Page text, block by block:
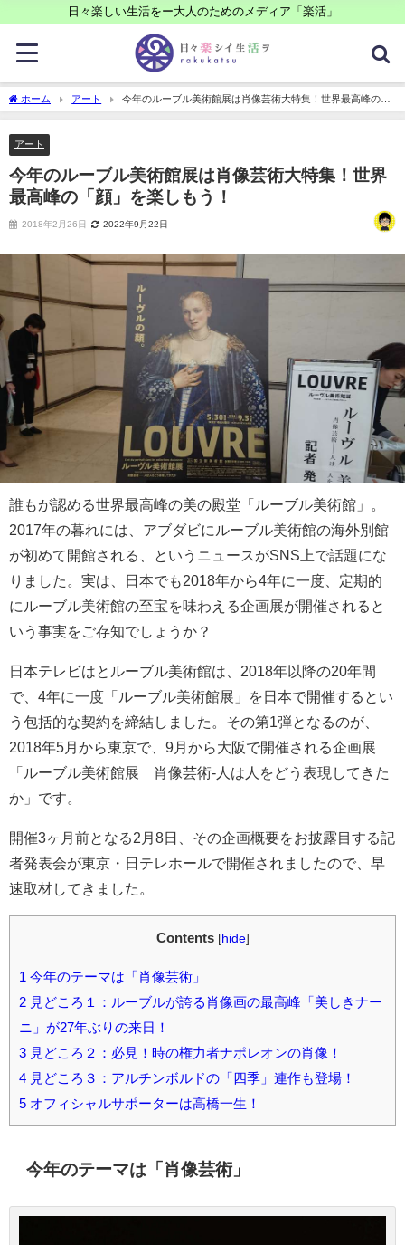
日々楽しい生活をー大人のためのメディア「楽活」
ホーム アート
今年のルーブル美術館展は肖像芸術大特集！世界最高峰の
「顔」を楽しもう！
アート
今年のルーブル美術館展は肖像芸術大特集！世界
最高峰の「顔」を楽しもう！
2018年2月26日 2022年9月22日
誰もが認める世界最高峰の美の殿堂「ルーブル美術館」。
2017年の暮れには、アブダビにルーブル美術館の海外別館
が初めて開館される、というニュースがSNS上で話題にな
りました。実は、日本でも2018年から4年に一度、定期的
にルーブル美術館の至宝を味わえる企画展が開催されると
いう事実をご存知でしょうか？
日本テレビはとルーブル美術館は、2018年以降の20年間
で、4年に一度「ルーブル美術館展」を日本で開催するとい
う包括的な契約を締結しました。その第1弾となるのが、
2018年5月から東京で、9月から大阪で開催される企画展
「ルーブル美術館展 肖像芸術-人は人をどう表現してきた
か」です。
開催3ヶ月前となる2月8日、その企画概要をお披露目する記
者発表会が東京・日テレホールで開催されましたので、早
速取材してきました。
Contents [hide]
1 今年のテーマは「肖像芸術」
2 見どころ１：ルーブルが誇る肖像画の最高峰「美しきナー
ニ」が27年ぶりの来日！
3 見どころ２：必見！時の権力者ナポレオンの肖像！
4 見どころ３：アルチンボルドの「四季」連作も登場！
5 オフィシャルサポーターは高橋一生！
今年のテーマは「肖像芸術」